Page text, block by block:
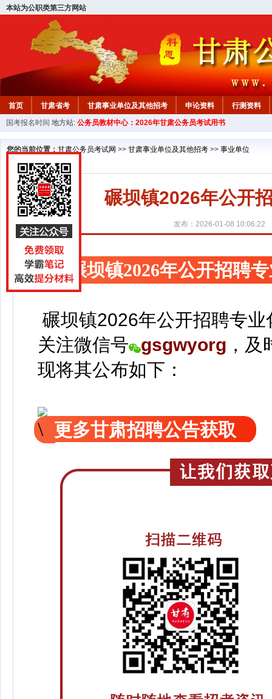
本站为公职类第三方网站
首页 甘肃省考 甘肃事业单位及其他招考 申论资料
行测资料
国考报名时间 地方站: 公务员教材中心：2026年甘肃公务员考试用书
您的当前位置： 甘肃公务员考试网 >> 甘肃事业单位及其他招考 >> 事业单位
碾坝镇2026年公开
发布：2026-01-08 10:06:22
碾坝镇2026年公开招聘
碾坝镇2026年公开招聘专
关注微信号 gsgwyorg ， 及
现将其公布如下：
更多甘肃招聘公告获取